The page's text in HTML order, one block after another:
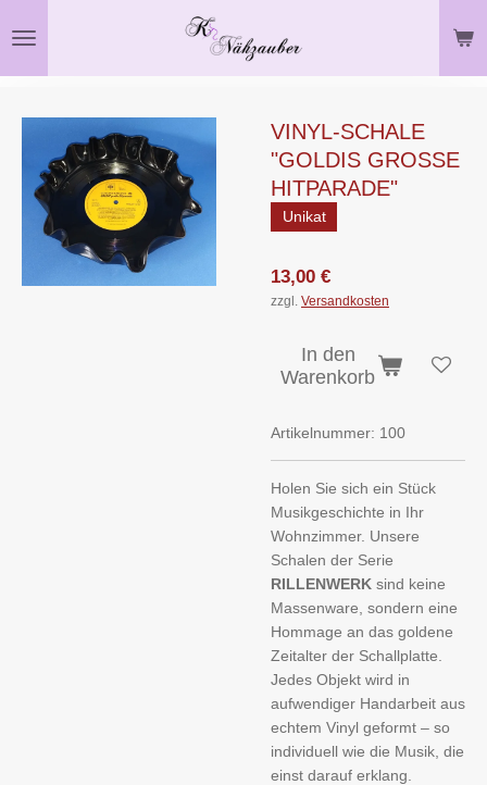
Hauptinhalt
VINYL-SCHALE
"GOLDIS GROSSE H
ITPARADE"
Unikat
13,00 €
zzgl. Versandkosten
In den
Warenkorb
Artikelnummer: 100
Holen Sie sich ein Stück
Musikgeschichte in Ihr
Wohnzimmer. Unsere
Schalen der Serie
RILLENWERK sind keine
Massenware, sondern eine
Hommage an das goldene
Zeitalter der Schallplatte.
Jedes Objekt wird in
aufwendiger Handarbeit aus
echtem Vinyl geformt – so
individuell wie die Musik, die
einst darauf erklang.